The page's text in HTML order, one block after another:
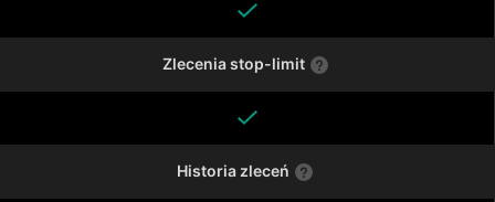
Zlecenia stop-limit
Historia zleceń